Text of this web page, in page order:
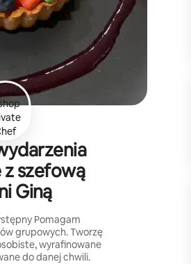
z szefową
Giną
Pomagam
grupowych. Tworzę
wyrafinowane
do danej chwili.